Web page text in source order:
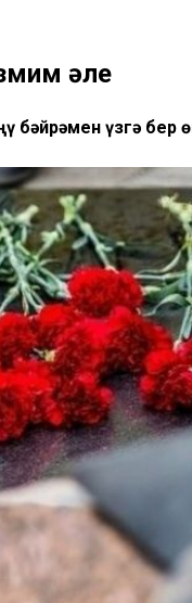
әле
бәйрәмен үзгә бер